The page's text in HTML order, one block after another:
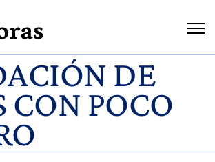
DE
CON POCO